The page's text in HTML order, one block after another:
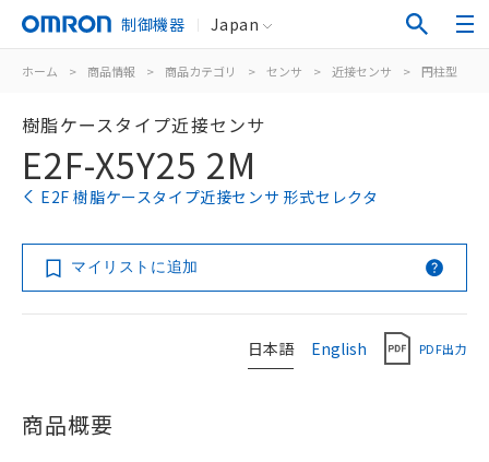
制御機器 Japan
ホーム > 商品情報 > 商品カテゴリ > センサ > 近接センサ > 円柱型
樹脂ケースタイプ近接センサ
E2F-X5Y25 2M
E2F 樹脂ケースタイプ近接センサ 形式セレクタ
マイリストに追加
日本語 English PDF出力
商品概要